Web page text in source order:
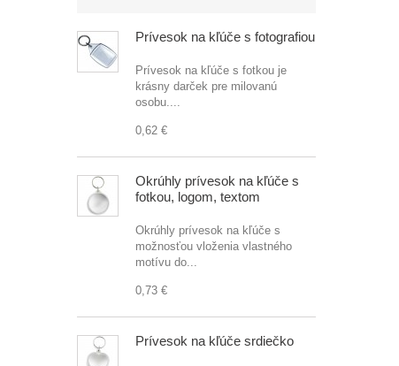
Prívesok na kľúče s fotografiou
Prívesok na kľúče s fotkou je
krásny darček pre milovanú
osobu....
0,62 €
Okrúhly prívesok na kľúče s
fotkou, logom, textom
Okrúhly prívesok na kľúče s
možnosťou vloženia vlastného
motívu do...
0,73 €
Prívesok na kľúče srdiečko